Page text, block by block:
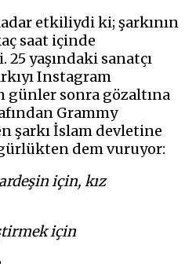
etkiliydi ki; şarkının
saat içinde
yaşındaki sanatçı
Instagram
günler sonra gözaltına
Grammy
şarkı İslam devletine
dem vuruyor:
için, kız
için